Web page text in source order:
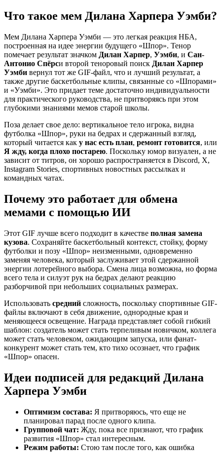
Что такое мем Дилана Харпера Уэмби?
Мем Дилана Харпера Уэмби — это легкая реакция НБА,
построенная на идее энергии будущего «Шпор». Тенор
помечает результат значком Дилан Харпер, Уэмби, и Сан-
Антонио Спёрси второй теноровый поиск Дилан Харпер
Уэмби вернул тот же GIF-файл, что и лучший результат, а
также другие баскетбольные клипы, связанные со «Шпорами»
и «Уэмби». Это придает теме достаточно индивидуальности
для практического руководства, не притворяясь при этом
глубокими знаниями мемов старой школы.
Поза делает свое дело: вертикальное тело игрока, видна
футболка «Шпор», руки на бедрах и сдержанный взгляд,
который читается как у нас есть план, ремонт готовится, или
Я жду, когда плохо постарею. Поскольку юмор визуален, а не
зависит от титров, он хорошо распространяется в Discord, X,
Instagram Stories, спортивных новостных рассылках и
командных чатах.
Почему это работает для обмена
мемами с помощью ИИ
Этот GIF лучше всего подходит в качестве полная замена
кузова. Сохраняйте баскетбольный контекст, стойку, форму
футболки и позу «Шпор» неизменными, одновременно
заменяя человека, который заслуживает этой сдержанной
энергии лотерейного выбора. Смена лица возможна, но форма
всего тела и силуэт рук на бедрах делают реакцию
разборчивой при небольших социальных размерах.
Использовать средний сложность, поскольку спортивные GIF-
файлы включают в себя движение, однородные края и
меняющееся освещение. Награда представляет собой гибкий
шаблон: создатель может стать терпеливым новичком, коллега
может стать человеком, ожидающим запуска, или фанат-
конкурент может стать тем, кто тихо осознает, что график
«Шпор» опасен.
Идеи подписей для редакций Дилана
Харпера Уэмби
Оптимизм состава: Я притворяюсь, что еще не
планировал парад после одного клипа.
Групповой чат: Жду, пока все признают, что график
развития «Шпор» стал интересным.
Режим работы: Стою там после того, как ошибка